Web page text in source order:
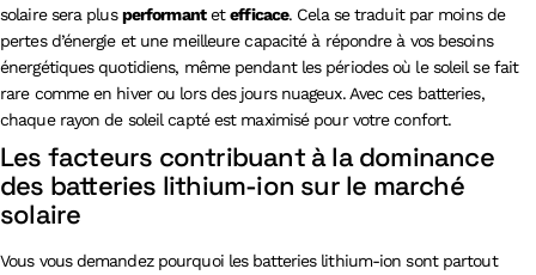
solaire sera plusperformantetefficace. Cela se traduit par moins de
pertes d’énergie et une meilleure capacité à répondre à vos besoins
énergétiques quotidiens, même pendant les périodes où le soleil se fait
rare comme en hiver ou lors des jours nuageux. Avec ces batteries,
chaque rayon de soleil capté est maximisé pour votre confort.
Les facteurs contribuant à la dominance
des batteries lithium-ion sur le marché
solaire
Vous vous demandez pourquoi les batteries lithium-ion sont partout